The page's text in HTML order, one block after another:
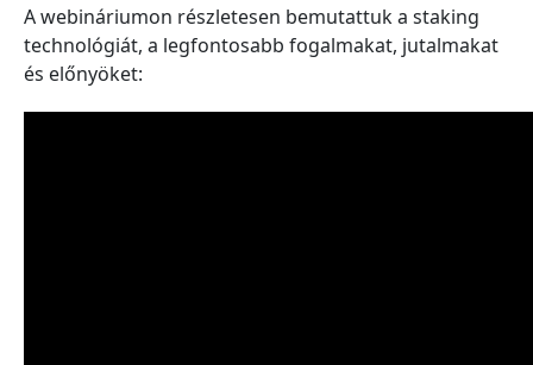
A webináriumon részletesen bemutattuk a staking
technológiát, a legfontosabb fogalmakat, jutalmakat
és előnyöket: